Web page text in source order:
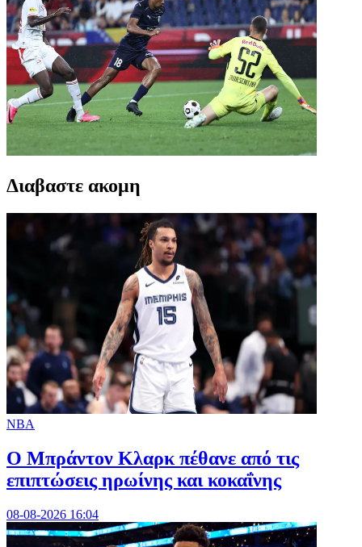
Διαβαστε ακομη
NBA
Ο Μπράντον Κλαρκ πέθανε από τις
επιπτώσεις ηρωίνης και κοκαΐνης
08-08-2026 16:04